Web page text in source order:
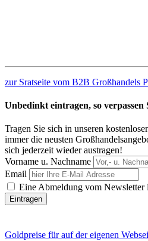
zur Sratseite vom B2B Großhandels
Unbedinkt eintragen, so verpassen
Tragen Sie sich in unseren
immer die neusten
sich jederzeit wieder austragen!
Vorname u. Nachname
Email
Eine Abmeldung vom Newsletter
Goldpreise für auf der eigenen